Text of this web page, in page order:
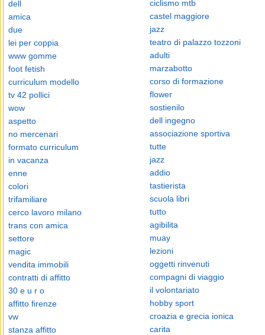
dell
amica
due
lei per coppia
www gomme
foot fetish
curriculum modello
tv 42 pollici
wow
aspetto
no mercenari
formato curriculum
in vacanza
enne
colori
trifamiliare
cerco lavoro milano
trans con amica
settore
magic
vendita immobili
contratti di affitto
30 e u r o
affitto firenze
vw
stanza affitto
ciclismo mtb
castel maggiore
jazz
teatro di palazzo tozzoni
adulti
marzabotto
corso di formazione
flower
sostienilo
dell ingegno
associazione sportiva
tutte
jazz
addio
tastierista
scuola libri
tutto
agibilita
muay
lezioni
oggetti rinvenuti
compagni di viaggio
il volontariato
hobby sport
croazia e grecia ionica
carita